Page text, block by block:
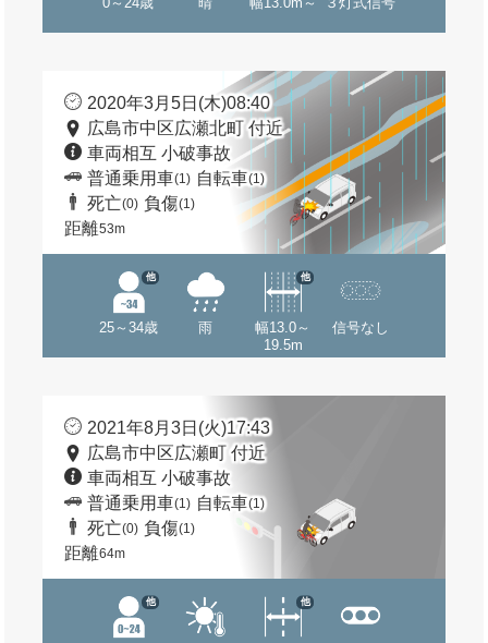
2020年3月5日(木)08:40
広島市中区広瀬北町 付近
車両相互 小破事故
普通乗用車(1) 自転車(1)
死亡(0) 負傷(1)
距離53m
25～34歳
他
雨
幅13.0～
19.5m
他
信号なし
2021年8月3日(火)17:43
広島市中区広瀬町 付近
車両相互 小破事故
普通乗用車(1) 自転車(1)
死亡(0) 負傷(1)
距離64m
他 他